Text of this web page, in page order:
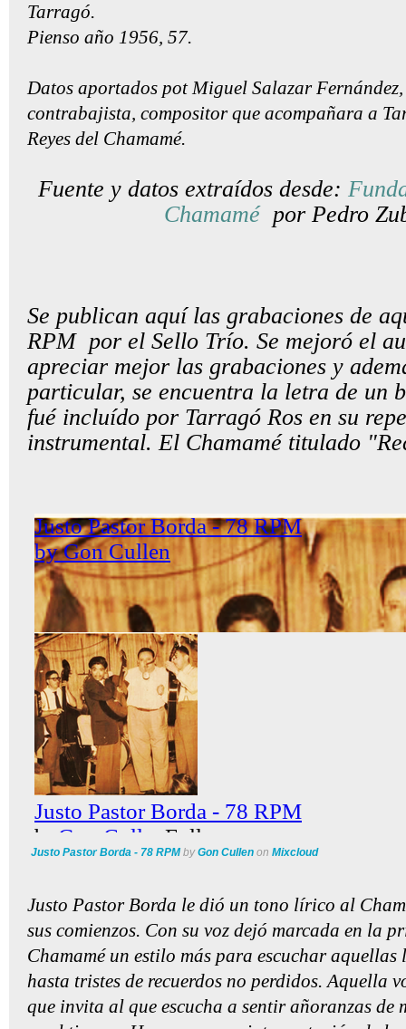
Tarragó.
Pienso año 1956, 57.
Datos aportados pot Miguel Salazar
contrabajista, compositor que acompañara a
Reyes del Chamamé.
Fuente y datos extraídos desde:
Chamamépor Pedro
Se publican aquí las grabaciones de
RPM por el Sello Trío. Se mejoró el
apreciar mejor las grabaciones y
particular, se encuentra la letra de un
fué incluído por Tarragó Ros en su
instrumental. El Chamamé titulado
Justo Pastor Borda - 78 RPMbyGon Cullen on Mixcloud
Justo Pastor Borda le dió un tono lírico al
sus comienzos. Con su voz dejó marcada en la
Chamamé un estilo más para escuchar aquellas
hasta tristes de recuerdos no perdidos. Aquella
que invita al que escucha a sentir añoranzas de